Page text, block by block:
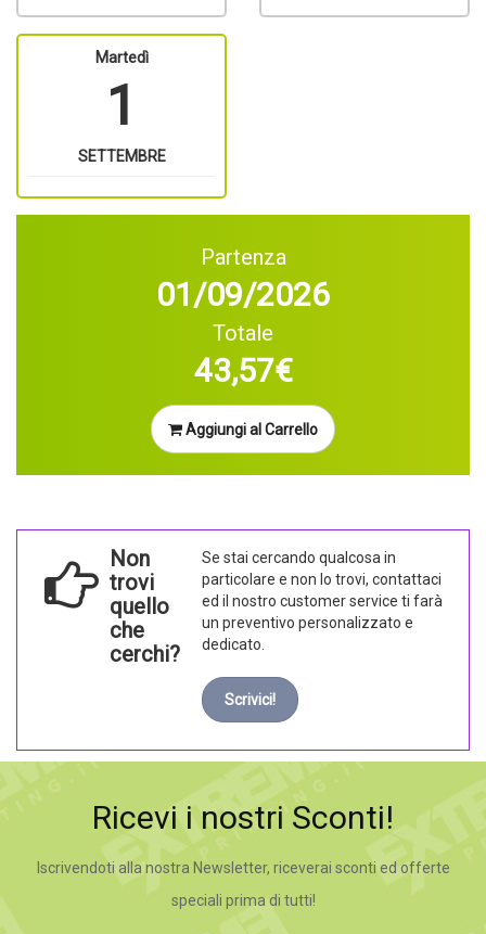
Martedì
1
SETTEMBRE
Partenza
01/09/2026
Totale
43,57€
Aggiungi al Carrello
Non
trovi
quello
che
cerchi?
Se stai cercando qualcosa in
particolare e non lo trovi, contattaci
ed il nostro customer service ti farà
un preventivo personalizzato e
dedicato.
Scrivici!
Ricevi i nostri Sconti!
Iscrivendoti alla nostra Newsletter, riceverai sconti ed offerte
speciali prima di tutti!